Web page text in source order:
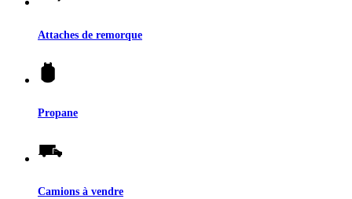
Attaches de remorque
Propane
Camions à vendre